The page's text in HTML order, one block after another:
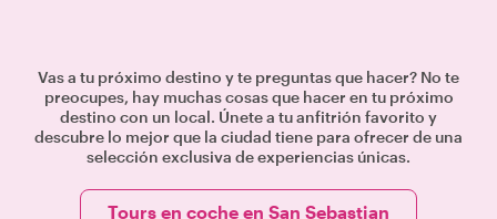
Vas a tu próximo destino y te preguntas que hacer? No te
preocupes, hay muchas cosas que hacer en tu próximo
destino con un local. Únete a tu anfitrión favorito y
descubre lo mejor que la ciudad tiene para ofrecer de una
selección exclusiva de experiencias únicas.
Tours en coche en San Sebastian